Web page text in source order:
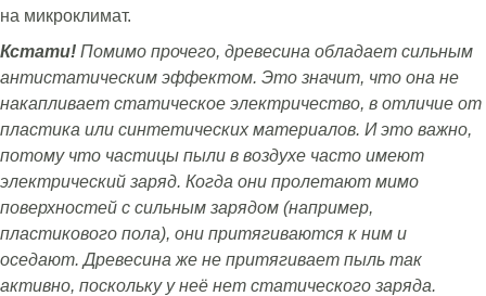
на микроклимат.
Кстати! Помимо прочего, древесина обладает сильным
антистатическим эффектом. Это значит, что она не
накапливает статическое электричество, в отличие от
пластика или синтетических материалов. И это важно,
потому что частицы пыли в воздухе часто имеют
электрический заряд. Когда они пролетают мимо
поверхностей с сильным зарядом (например,
пластикового пола), они притягиваются к ним и
оседают. Древесина же не притягивает пыль так
активно, поскольку у неё нет статического заряда.